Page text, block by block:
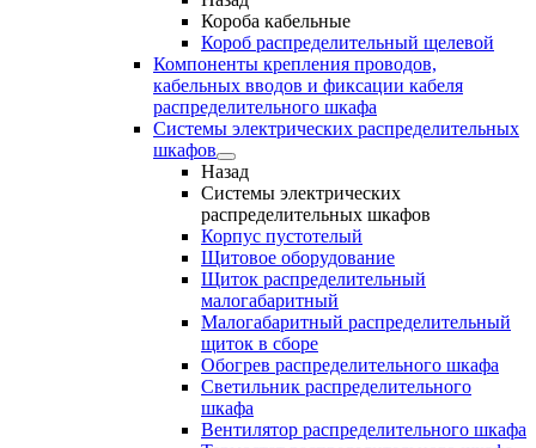
Короба кабельные
Короб распределительный щелевой
Компоненты крепления проводов,
кабельных вводов и фиксации кабеля
распределительного шкафа
Системы электрических распределительных
шкафов
Назад
Системы электрических
распределительных шкафов
Корпус пустотелый
Щитовое оборудование
Щиток распределительный
малогабаритный
Малогабаритный распределительный
щиток в сборе
Обогрев распределительного шкафа
Светильник распределительного
шкафа
Вентилятор распределительного шкафа